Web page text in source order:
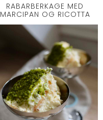
RABARBERKAGE MED
MARCIPAN OG RICOTTA